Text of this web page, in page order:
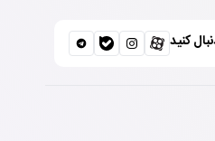
کنید